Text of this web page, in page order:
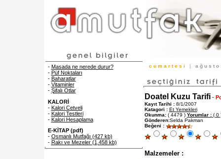
- Masada ne nerede durur?
- Püf Noktaları
- Baharatlar
- Vitaminler
- Şifalı Otlar
KALORİ
- Kalori Cetveli
- Kalori Testleri
- Kalori Hesaplama
E-KİTAP (pdf)
- Osmanlı Mutfağı (427 kb)
- Rakı ve Mezeler (1,458 kb)
c u m a r t e s i | a ğ u s t
Doatel Kuzu Tarifi -
Kayıt Tarihi :8/1/2007
Katagori : Et Yemekleri
Okunma:( 4479 ) Yorumlar :( 0
Gönderen:Selda Pakman
Beğeni :
Malzemeler :